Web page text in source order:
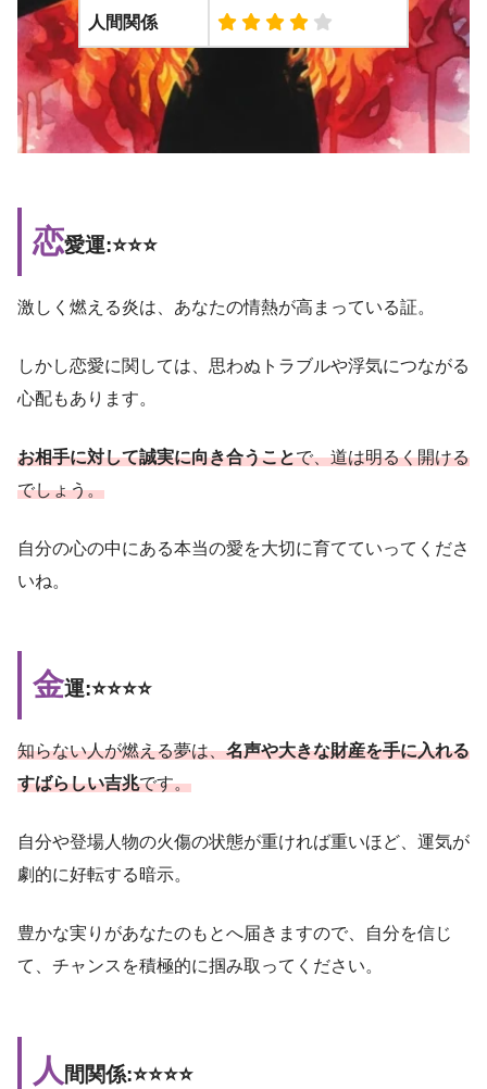
人間関係
恋愛運:⭐️⭐️⭐️
激しく燃える炎は、あなたの情熱が高まっている証。
しかし恋愛に関しては、思わぬトラブルや浮気につながる
心配もあります。
お相手に対して誠実に向き合うことで、道は明るく開ける
でしょう。
自分の心の中にある本当の愛を大切に育てていってくださ
いね。
金運:⭐️⭐️⭐️⭐️
知らない人が燃える夢は、名声や大きな財産を手に入れる
すばらしい吉兆です。
自分や登場人物の火傷の状態が重ければ重いほど、運気が
劇的に好転する暗示。
豊かな実りがあなたのもとへ届きますので、自分を信じ
て、チャンスを積極的に掴み取ってください。
人 間関係:⭐️⭐️⭐️⭐️